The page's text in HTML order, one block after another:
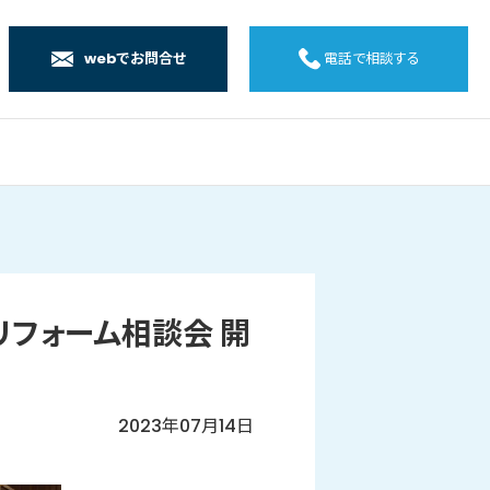
店
webでお問合せ 電話で相談する
ォーム相談会 開
2023年07月14日